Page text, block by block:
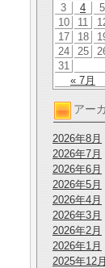
« 7月
3
4 5
10
11
17
18
24
25
31
アー
2026年8月
2026年7月
2026年6月
2026年5月
2026年4月
2026年3月
2026年2月
2026年1月
2025年12月